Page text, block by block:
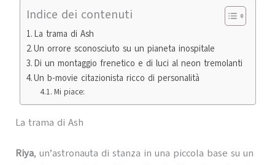
Indice dei contenuti
La trama di Ash
Un orrore sconosciuto su un pianeta inospitale
Di un montaggio frenetico e di luci al neon tremolanti
Un b-movie citazionista ricco di personalità
Mi piace:
La trama di Ash
Riya, un’astronauta di stanza in una piccola base su un